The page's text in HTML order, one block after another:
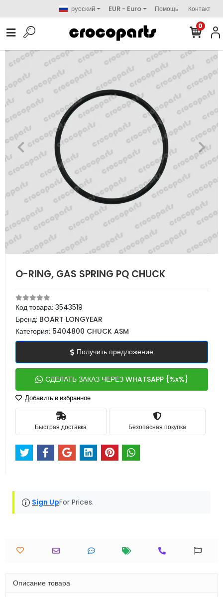
русский EUR - Euro Помощь Контакт
0
O-RING, GAS SPRING PQ CHUCK
Код товара: 3543519
Бренд: BOART LONGYEAR
Категория: 5404800 CHUCK ASM
Получить предложение
СДЕЛАТЬ ЗАКАЗ ЧЕРЕЗ WHATSAPP {%x%}
Добавить в избранное
Быстрая доставка Безопасная покупка
Sign UpFor Prices.
Описание товара